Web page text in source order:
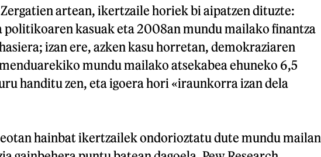
artean, ikertzaile horiek bi aipatzen dituzte:
politikoaren kasuak eta 2008an mundu mailako finantza
izan ere, azken kasu horretan, demokraziaren
mundu mailako atsekabea ehuneko 6,5
handitu zen, eta igoera hori «iraunkorra izan dela
hainbat ikertzailek ondorioztatu dute mundu mailan